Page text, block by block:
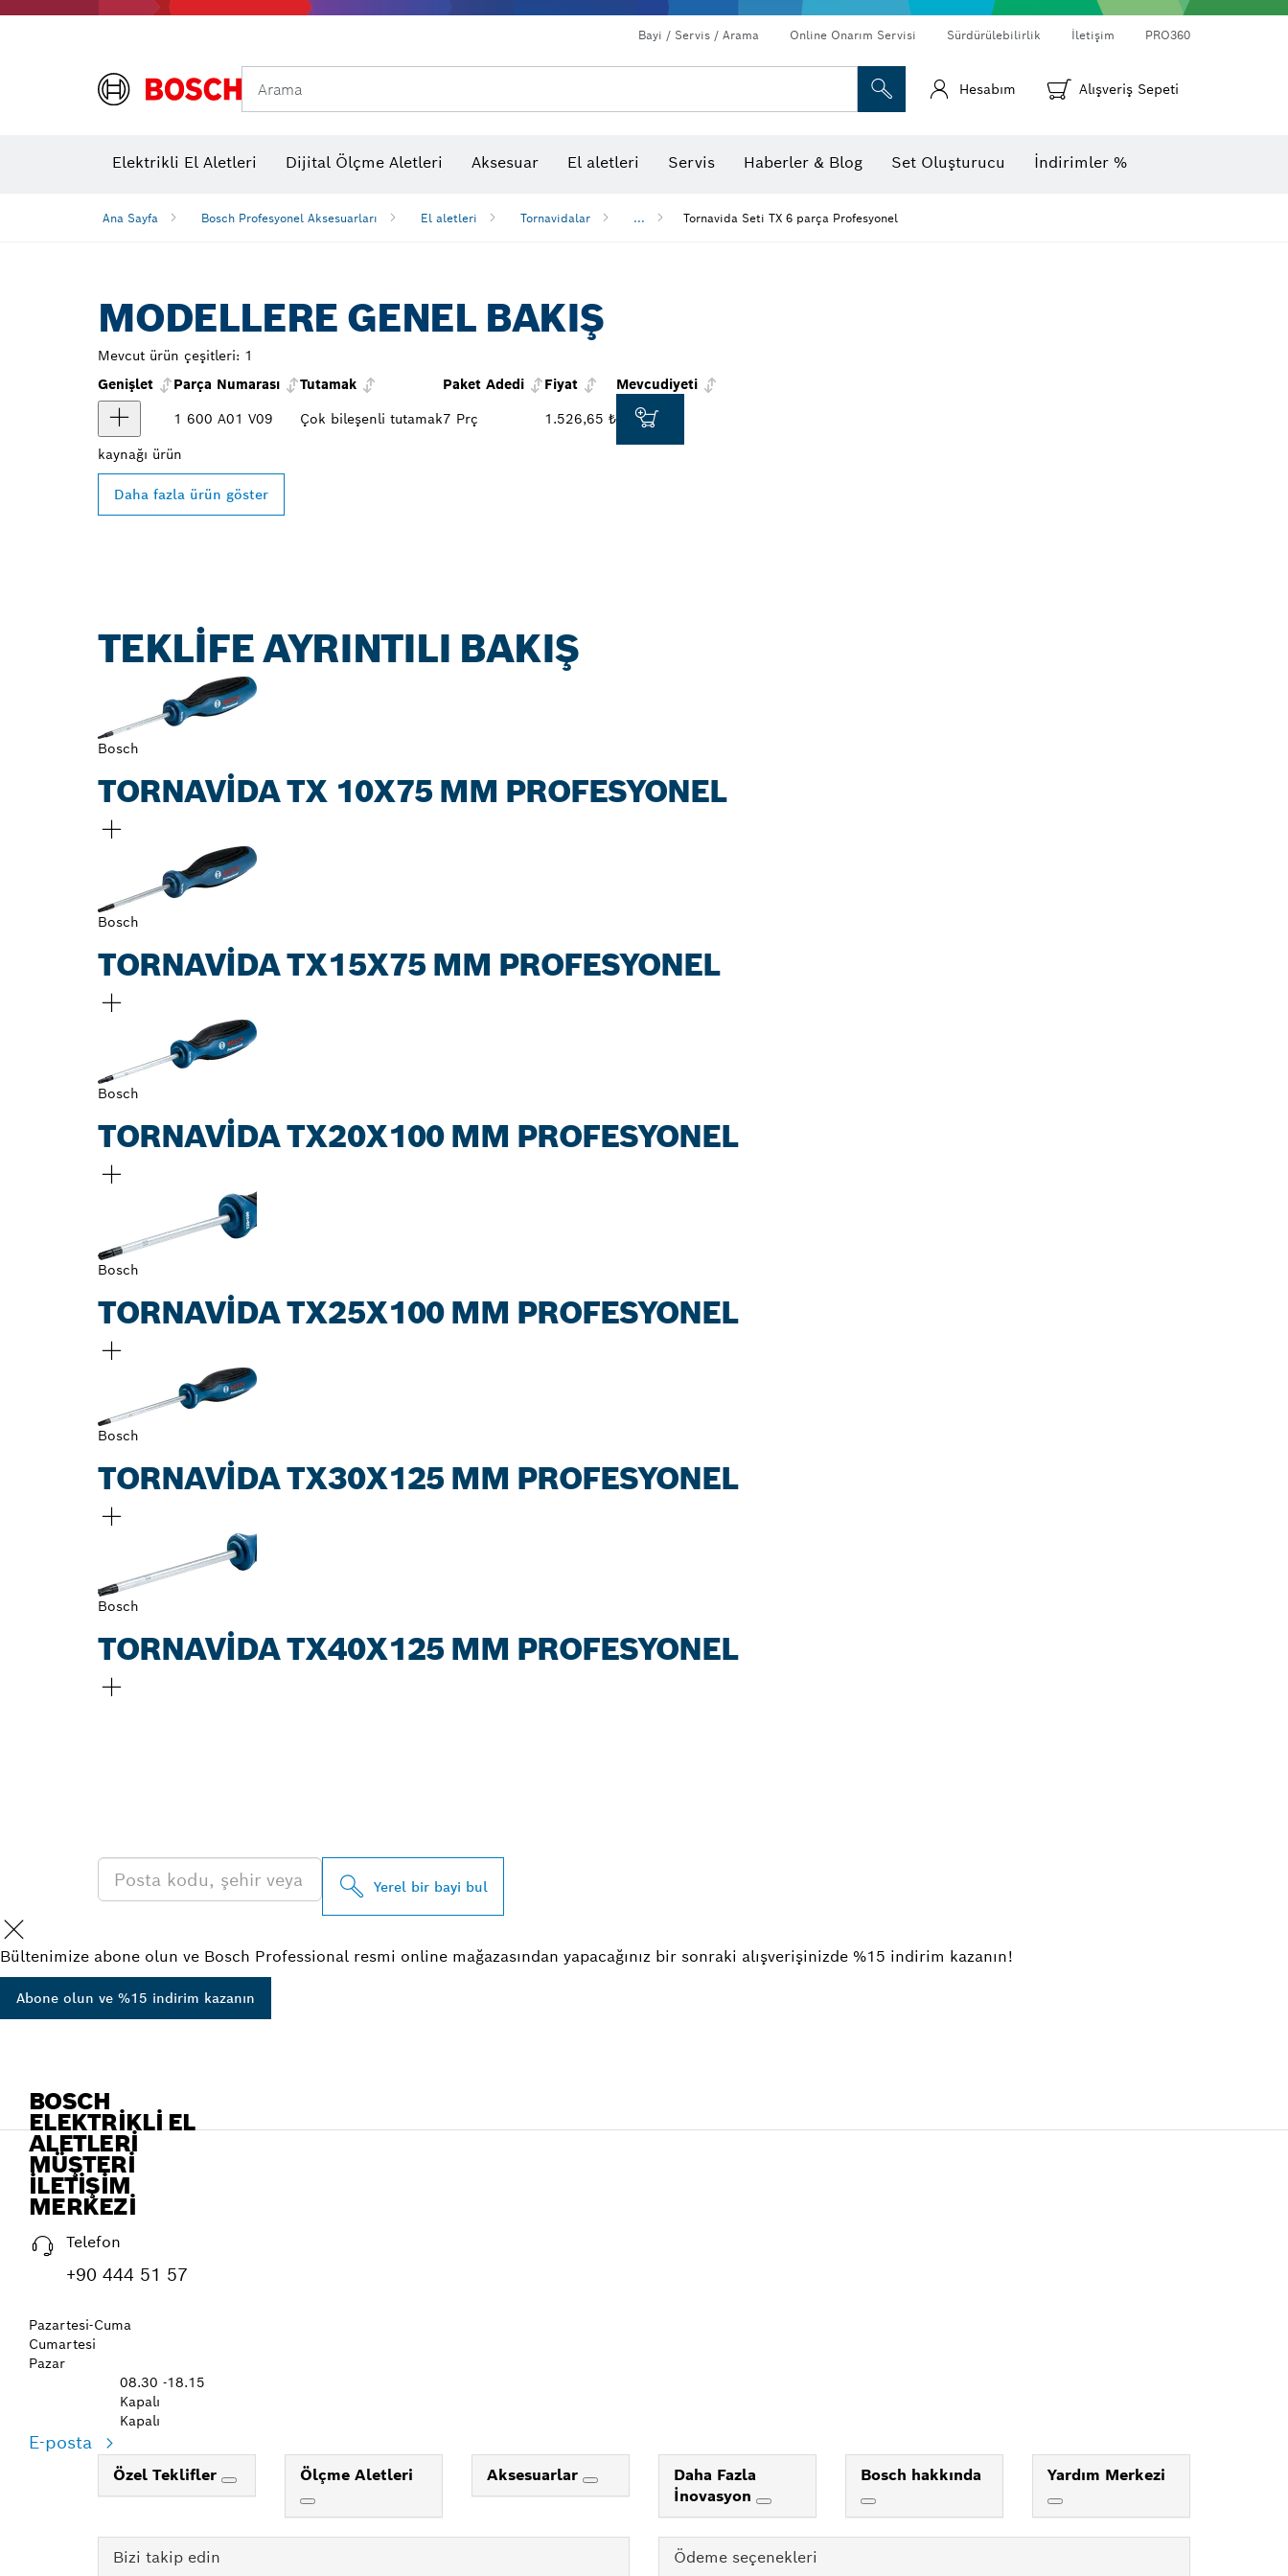
Bayi / Servis / Arama Online Onarım Servisi Sürdürülebilirlik İletişim PRO360
Arama Hesabım Alışveriş Sepeti
Elektrikli El Aletleri Dijital Ölçme Aletleri Aksesuar El aletleri Servis Haberler & Blog Set Oluşturucu İndirimler %
Ana Sayfa Bosch Profesyonel Aksesuarları El aletleri Tornavidalar ... Tornavida Seti TX 6 parça Profesyonel
MODELLERE GENEL BAKIŞ
Mevcut ürün çeşitleri: 1
Genişlet
Parça Numarası Tutamak Paket Adedi Fiyat
Mevcudiyeti
1 600 A01 V09
Çok bileşenli tutamak7 Prç 1.526,65 ₺
kaynağı ürün
Daha fazla ürün göster
TEKLIFE AYRINTILI BAKIŞ
Bosch
TORNAVIDA TX 10X75 MM PROFESYONEL
Bosch
TORNAVIDA TX15X75 MM PROFESYONEL
Bosch
TORNAVIDA TX20X100 MM PROFESYONEL
Bosch
TORNAVIDA TX25X100 MM PROFESYONEL
Bosch
TORNAVIDA TX30X125 MM PROFESYONEL
Bosch
TORNAVIDA TX40X125 MM PROFESYONEL
Yerel bir bayi bul
Bültenimize abone olun ve Bosch Professional resmi online mağazasından yapacağınız bir sonraki alışverişinizde %15 indirim kazanın!
Abone olun ve %15 indirim kazanın
BOSCH
ELEKTRIKLI EL
ALETLERI
MÜŞTERI
İLETIŞIM
MERKEZI
Telefon
+90 444 51 57
Pazartesi-Cuma
Cumartesi
Pazar
08.30 -18.15
Kapalı
Kapalı
E-posta
Özel Teklifler Ölçme Aletleri Aksesuarlar
Daha Fazla
İnovasyon
Bosch hakkında Yardım Merkezi
Bizi takip edin Ödeme seçenekleri